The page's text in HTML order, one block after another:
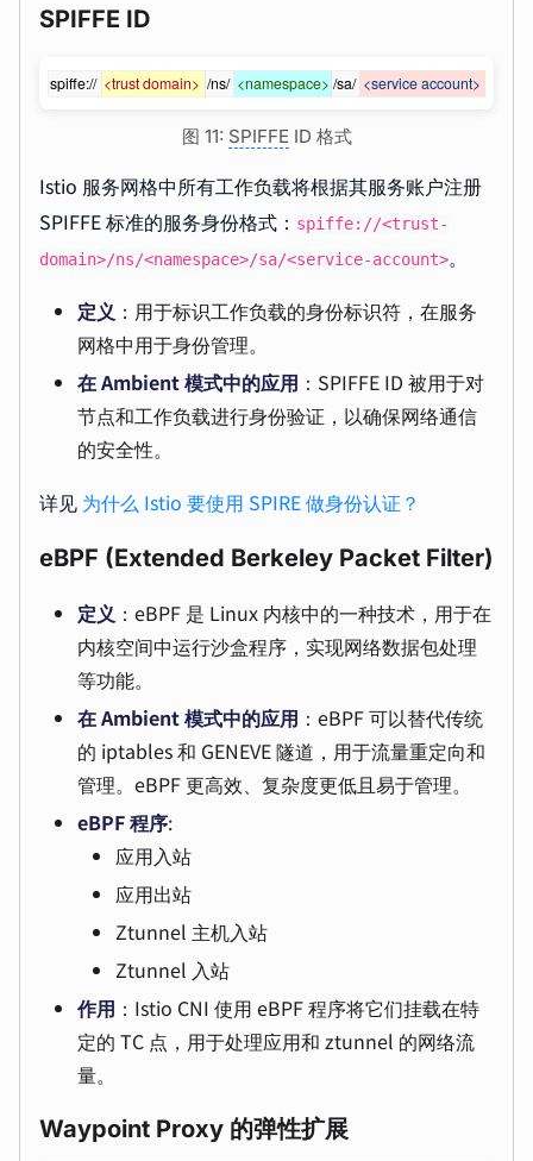
SPIFFE ID
图 11: SPIFFEID 格式
Istio 服务网格中所有工作负载将根据其服务账户注册
SPIFFE 标准的服务身份格式： spiffe://<trust-
domain>/ns/<namespace>/sa/<service-account>。
定义 ：用于标识工作负载的身份标识符，在服务
网格中用于身份管理。
在 Ambient 模式中的应用 ：SPIFFE ID 被用于对
节点和工作负载进行身份验证，以确保网络通信
的安全性。
详见 为什么 Istio 要使用 SPIRE 做身份认证？
eBPF (Extended Berkeley Packet Filter)
定义 ：eBPF 是 Linux 内核中的一种技术，用于在
内核空间中运行沙盒程序，实现网络数据包处理
等功能。
在 Ambient 模式中的应用 ：eBPF 可以替代传统
的 iptables 和 GENEVE 隧道，用于流量重定向和
管理。eBPF 更高效、复杂度更低且易于管理。
eBPF 程序:
应用入站
应用出站
Ztunnel 主机入站
Ztunnel 入站
作用 ：Istio CNI 使用 eBPF 程序将它们挂载在特
定的 TC 点，用于处理应用和 ztunnel 的网络流
量。
Waypoint Proxy 的弹性扩展